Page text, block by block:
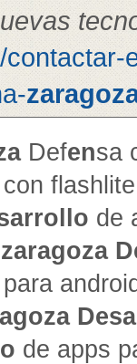
Defensa
con
de
zaragoza
de apps